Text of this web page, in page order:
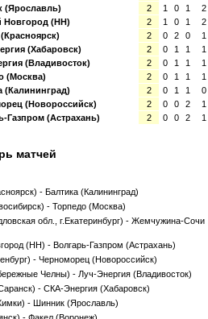
(Ярославль) 2 1 0 1 2
Новгород (НН) 2 1 0 1 2
2 0 2 0 1
(Хабаровск) 2 0 1 1 1
(Владивосток) 2 0 1 1 1
(Москва) 2 0 1 1 1
(Калининград) 2 0 1 1 0
(Новороссийск) 2 0 0 2 1
Газпром (Астрахань) 2 0 0 2 1
матчей
- Балтика (Калининград)
- Торпедо (Москва)
обл., г.Екатеринбург) - Жемчужина-Сочи
(НН) - Волгарь-Газпром (Астрахань)
- Черноморец (Новороссийск)
Челны) - Луч-Энергия (Владивосток)
- СКА-Энергия (Хабаровск)
- Шинник (Ярославль)